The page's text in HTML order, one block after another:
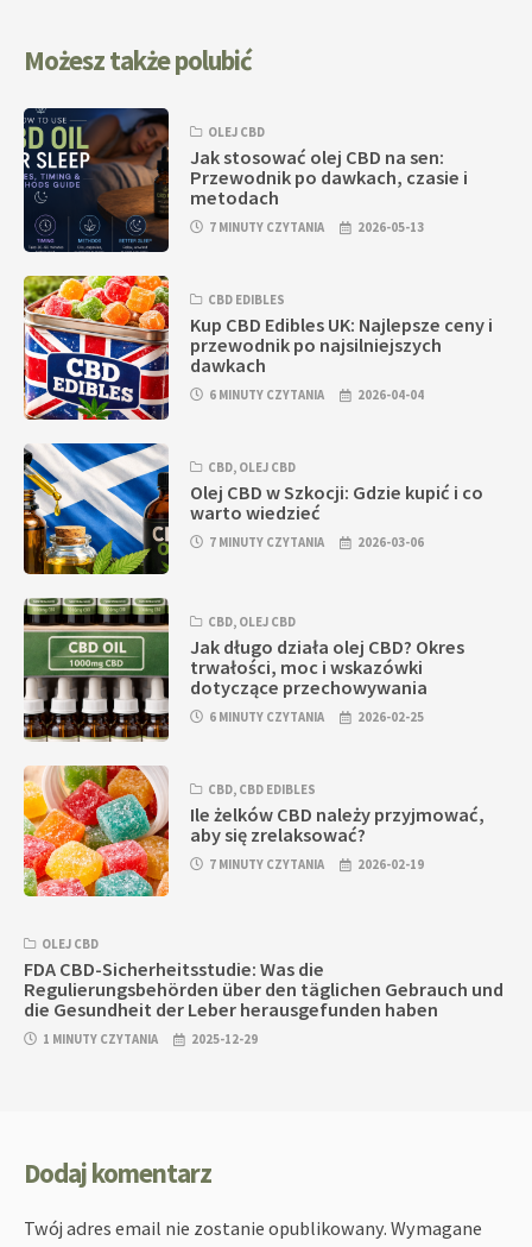
Możesz także polubić
OLEJ CBD
Jak stosować olej CBD na sen:
Przewodnik po dawkach, czasie i
metodach
7 MINUTY CZYTANIA 2026-05-13
CBD EDIBLES
Kup CBD Edibles UK: Najlepsze ceny i
przewodnik po najsilniejszych
dawkach
6 MINUTY CZYTANIA 2026-04-04
CBD, OLEJ CBD
Olej CBD w Szkocji: Gdzie kupić i co
warto wiedzieć
7 MINUTY CZYTANIA 2026-03-06
CBD, OLEJ CBD
Jak długo działa olej CBD? Okres
trwałości, moc i wskazówki
dotyczące przechowywania
6 MINUTY CZYTANIA 2026-02-25
CBD, CBD EDIBLES
Ile żelków CBD należy przyjmować,
aby się zrelaksować?
7 MINUTY CZYTANIA 2026-02-19
OLEJ CBD
FDA CBD-Sicherheitsstudie: Was die
Regulierungsbehörden über den täglichen Gebrauch und
die Gesundheit der Leber herausgefunden haben
1 MINUTY CZYTANIA 2025-12-29
Dodaj komentarz
Twój adres email nie zostanie opublikowany. Wymagane